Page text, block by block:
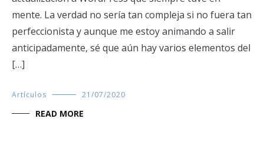
mente. La verdad no sería tan compleja si no fuera tan
perfeccionista y aunque me estoy animando a salir
anticipadamente, sé que aún hay varios elementos del
[…]
Artículos 21/07/2020
READ MORE